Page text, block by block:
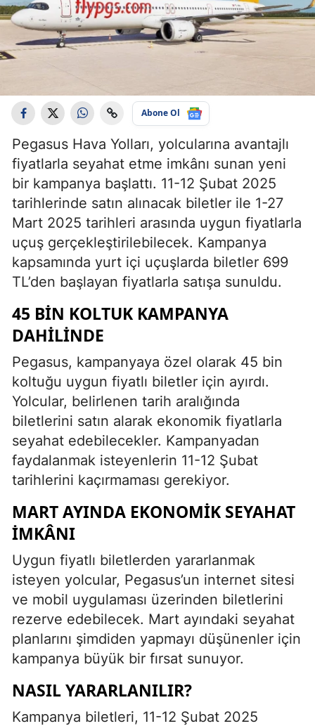
Abone Ol
Pegasus Hava Yolları, yolcularına avantajlı
fiyatlarla seyahat etme imkânı sunan yeni
bir kampanya başlattı. 11-12 Şubat 2025
tarihlerinde satın alınacak biletler ile 1-27
Mart 2025 tarihleri arasında uygun fiyatlarla
uçuş gerçekleştirilebilecek. Kampanya
kapsamında yurt içi uçuşlarda biletler 699
TL’den başlayan fiyatlarla satışa sunuldu.
45 BIN KOLTUK KAMPANYA
DAHILINDE
Pegasus, kampanyaya özel olarak 45 bin
koltuğu uygun fiyatlı biletler için ayırdı.
Yolcular, belirlenen tarih aralığında
biletlerini satın alarak ekonomik fiyatlarla
seyahat edebilecekler. Kampanyadan
faydalanmak isteyenlerin 11-12 Şubat
tarihlerini kaçırmaması gerekiyor.
MART AYINDA EKONOMIK SEYAHAT
İMKÂNI
Uygun fiyatlı biletlerden yararlanmak
isteyen yolcular, Pegasus’un internet sitesi
ve mobil uygulaması üzerinden biletlerini
rezerve edebilecek. Mart ayındaki seyahat
planlarını şimdiden yapmayı düşünenler için
kampanya büyük bir fırsat sunuyor.
NASIL YARARLANILIR?
Kampanya biletleri, 11-12 Şubat 2025